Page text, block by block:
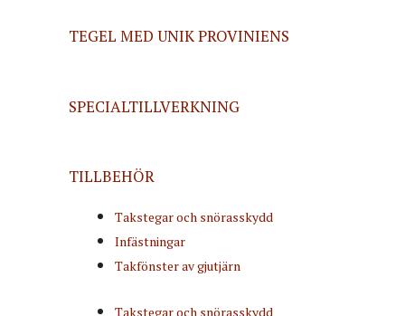
TEGEL MED UNIK PROVINIENS
SPECIALTILLVERKNING
TILLBEHÖR
Takstegar och snörasskydd
Infästningar
Takfönster av gjutjärn
Takstegar och snörasskydd